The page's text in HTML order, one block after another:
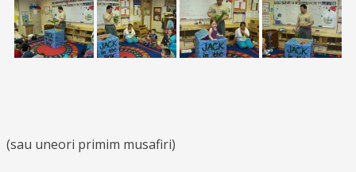
(sau uneori primim musafiri)